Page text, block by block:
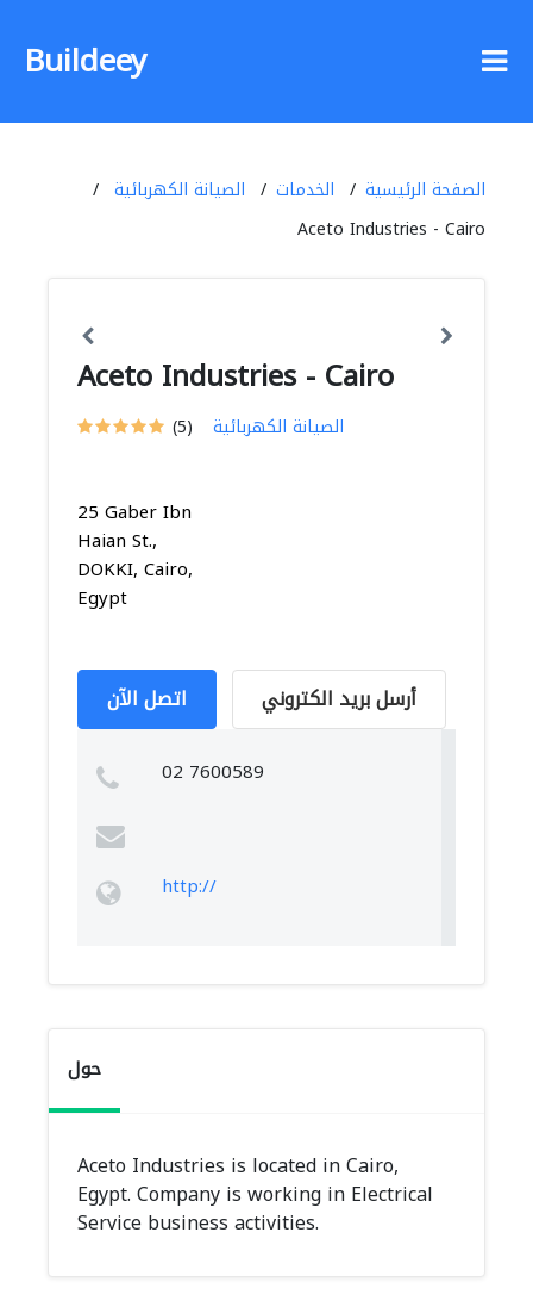
Buildeey
الصفحة الرئيسية الخدمات
الصيانة الكهربائية
Aceto Industries - Cairo
Aceto Industries - Cairo
(5) الصيانة الكهربائية
25 Gaber Ibn
Haian St.,
DOKKI, Cairo,
Egypt
اتصل الآن أرسل بريد الكتروني
02 7600589
http://
حول
Aceto Industries is located in Cairo,
Egypt. Company is working in Electrical
Service business activities.